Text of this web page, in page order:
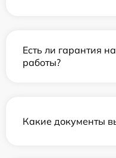
Есть ли гарантия
работы?
Какие документы